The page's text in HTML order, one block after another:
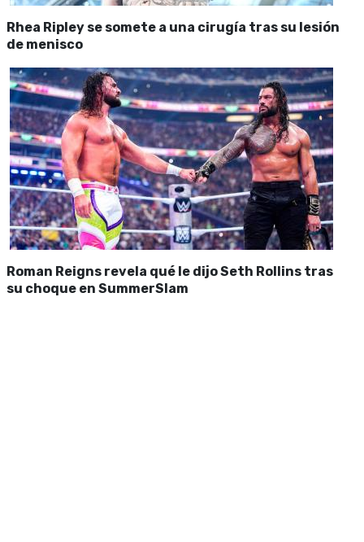
Rhea Ripley se somete a una cirugía tras su lesión
de menisco
Roman Reigns revela qué le dijo Seth Rollins tras
su choque en SummerSlam